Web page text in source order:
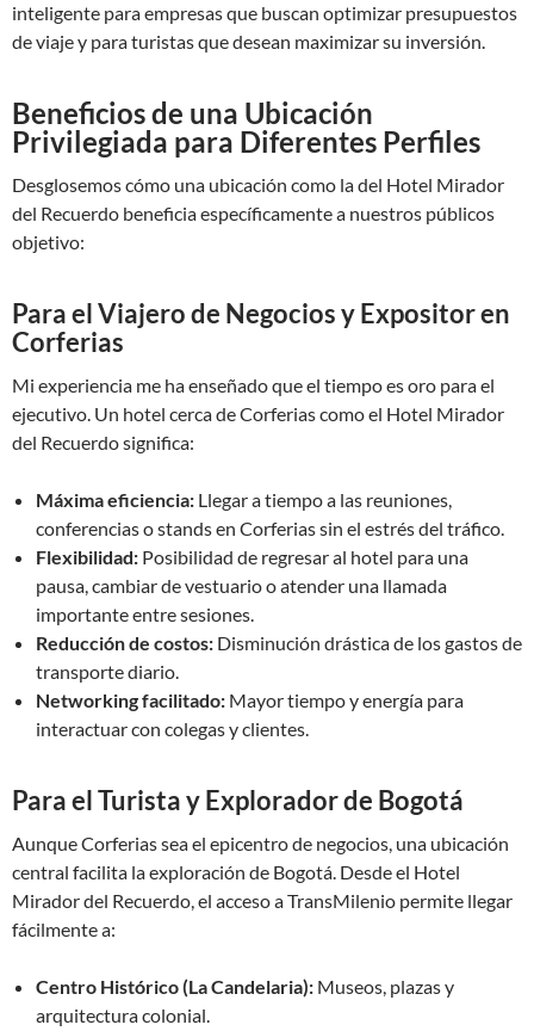
inteligente para empresas que buscan optimizar presupuestos
de viaje y para turistas que desean maximizar su inversión.
Beneficios de una Ubicación
Privilegiada para Diferentes Perfiles
Desglosemos cómo una ubicación como la del Hotel Mirador
del Recuerdo beneficia específicamente a nuestros públicos
objetivo:
Para el Viajero de Negocios y Expositor en
Corferias
Mi experiencia me ha enseñado que el tiempo es oro para el
ejecutivo. Un hotel cerca de Corferias como el Hotel Mirador
del Recuerdo significa:
Máxima eficiencia: Llegar a tiempo a las reuniones,
conferencias o stands en Corferias sin el estrés del tráfico.
Flexibilidad: Posibilidad de regresar al hotel para una
pausa, cambiar de vestuario o atender una llamada
importante entre sesiones.
Reducción de costos: Disminución drástica de los gastos de
transporte diario.
Networking facilitado: Mayor tiempo y energía para
interactuar con colegas y clientes.
Para el Turista y Explorador de Bogotá
Aunque Corferias sea el epicentro de negocios, una ubicación
central facilita la exploración de Bogotá. Desde el Hotel
Mirador del Recuerdo, el acceso a TransMilenio permite llegar
fácilmente a:
Centro Histórico (La Candelaria): Museos, plazas y
arquitectura colonial.